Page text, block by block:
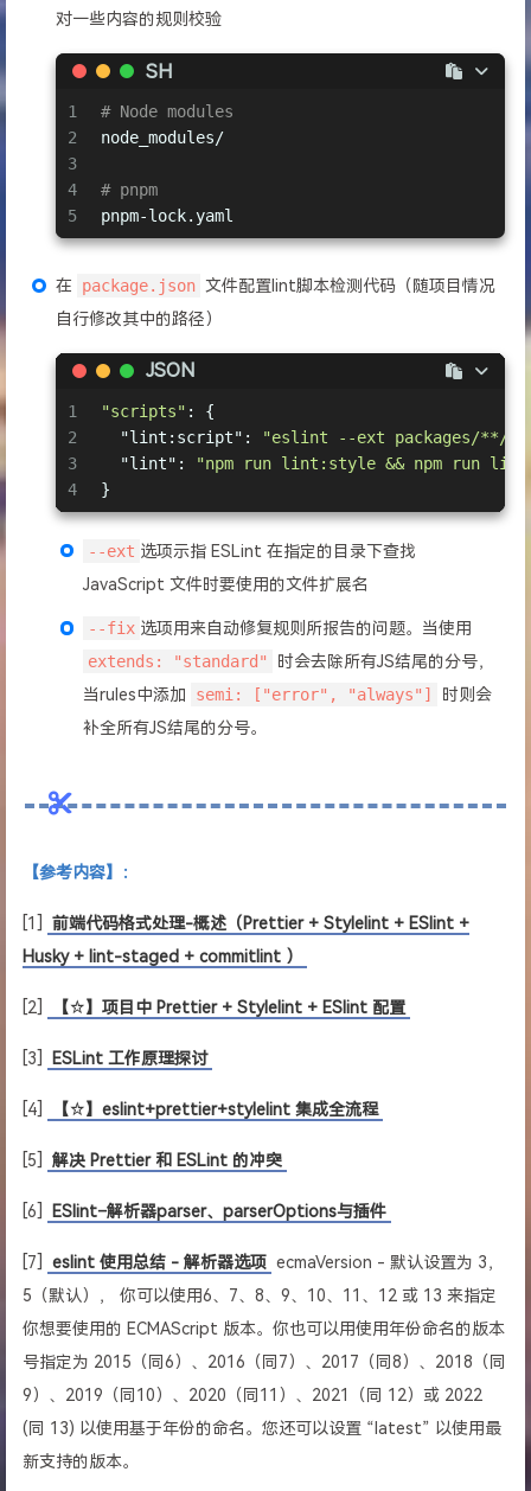
12
14
16
17
18
19
20
21
23
24
25
26
27
28
29
30
33
  },
// parser: 'esprima',
//  parserOptions: {
//   ecmaVersion: 6,
// },
// 插件配置，使用插件为 ESLint 添加各种扩展功能
plugins: ['vue'],
extends: [
'plugin:vue/vue3-recommended'
// 继承
'plugin:prettier/recommended', // 继承
'prettier'
// 禁用 eslint 冲突配置，需要
  ],
// 规则配置
rules : {
: process.env.NODE_ENV ===
}
对一些内容的规则校验
SH
1
2
3
4
5
# Node modules
node_modules/
# pnpm
pnpm-lock.yaml
在 package.json 文件配置lint脚本检测代码（随项目情况
自行修改其中的路径）
JSON
1
2
3
4
"scripts" : {
"lint:script" :
"eslint --ext packages/
"lint" :
"npm run lint:style && npm run
}
--ext 选项示指 ESLint 在指定的目录下查找
JavaScript 文件时要使用的文件扩展名
--fix 选项用来自动修复规则所报告的问题。当使用
extends: "standard"
时会去除所有JS结尾的分号，
当rules中添加
semi: ["error", "always"]
时则会
补全所有JS结尾的分号。
【参考内容】：
[1]
前端代码格式处理-概述（Prettier + Stylelint + ESlint +
Husky + lint-staged + commitlint ）
[2] 【☆】项目中 Prettier + Stylelint + ESlint 配置
[3] ESLint 工作原理探讨
[4] 【☆】eslint+prettier+stylelint 集成全流程
[5] 解决 Prettier 和 ESLint 的冲突
[6] ESlint–解析器parser、parserOptions与插件
[7] eslint 使用总结 - 解析器选项 ecmaVersion - 默认设置为 3，
5（默认）， 你可以使用6、7、8、9、10、11、12 或 13 来指定
你想要使用的 ECMAScript 版本。你也可以用使用年份命名的版本
号指定为 2015（同6）、2016（同7）、2017（同8）、2018（同
9）、2019（同10）、2020（同11）、2021（同 12）或 2022
(同 13) 以使用基于年份的命名。您还可以设置 “latest” 以使用最
新支持的版本。